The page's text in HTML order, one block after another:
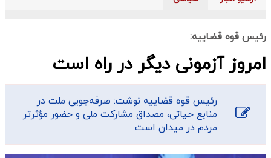
رئیس قوه قضاییه:
امروز آزمونی دیگر در راه است
رئیس قوه قضاییه نوشت: صرفه‌جویی ملت در
منابع حیاتی، مصداق مشارکت ملی و حضور مؤثرتر
مردم در میدان است.